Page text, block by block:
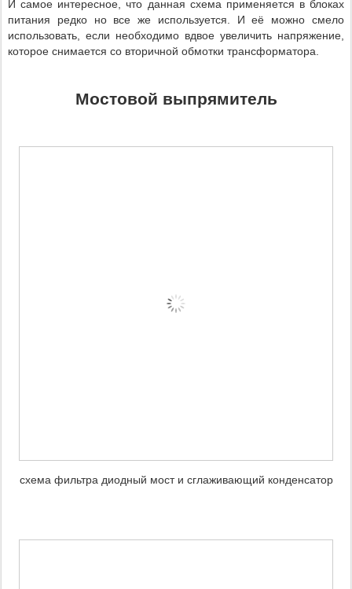
И самое интересное, что данная схема применяется в блоках
питания редко но все же используется. И её можно смело
использовать, если необходимо вдвое увеличить напряжение,
которое снимается со вторичной обмотки трансформатора.
Мостовой выпрямитель
схема фильтра диодный мост и сглаживающий конденсатор